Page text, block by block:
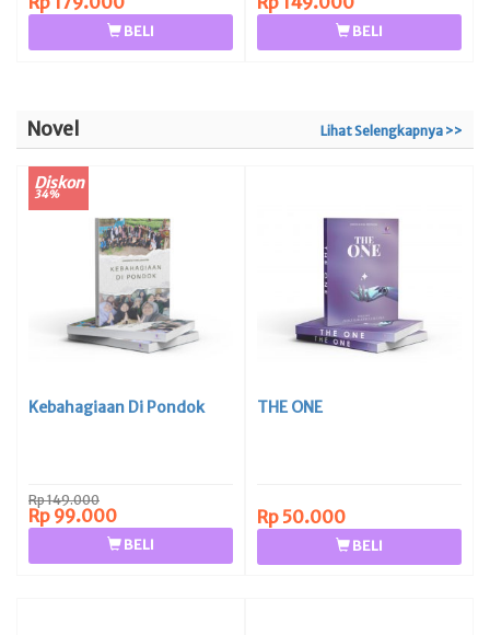
BELI BELI
Novel Lihat Selengkapnya >>
Diskon
34%
Kebahagiaan Di Pondok
Rp 149.000
Rp 99.000
BELI
THE ONE
Rp 50.000
BELI